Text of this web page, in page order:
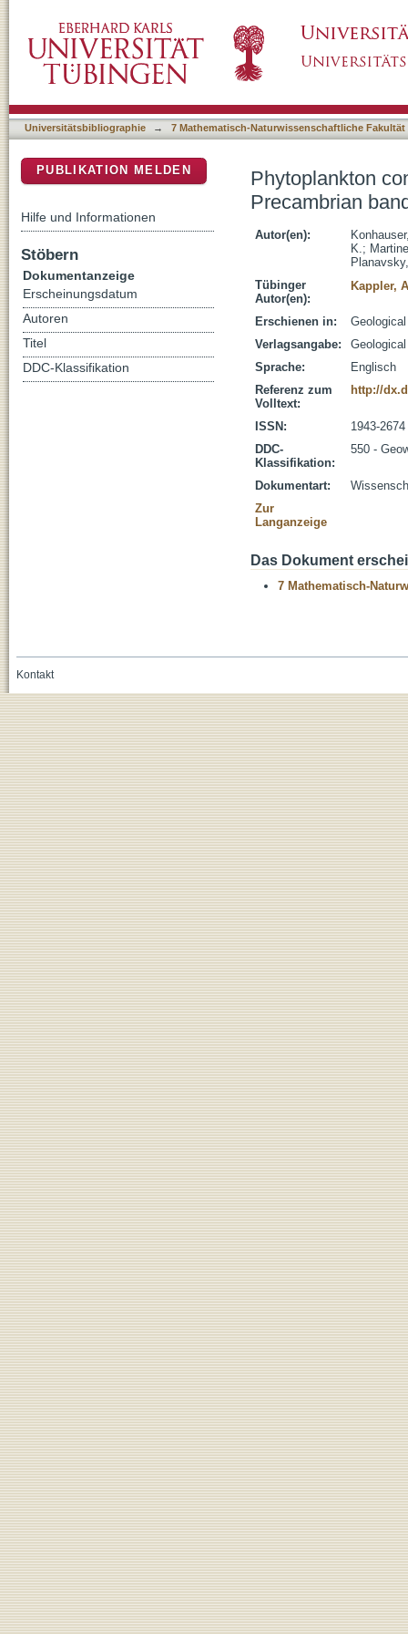
formations
Universitätsbibliographie → 7 Mathematisch-Naturwissenschaftliche Fakultät
Phytoplankton
Precambrian
Autor(en):
K.;
Tübinger
Autor(en):
Kappler,
Erschienen in:
Verlagsangabe:
Sprache:
Englisch
Referenz zum
Volltext:
http://
ISSN:
1943-2674
DDC-
Klassifikation:
550 -
Dokumentart:
Zur
Langanzeige
Das Dokument
7 Mathematisch-
PUBLIKATION MELDEN
Hilfe und Informationen
Stöbern
Dokumentanzeige
Erscheinungsdatum
Autoren
Titel
DDC-Klassifikation
Kontakt